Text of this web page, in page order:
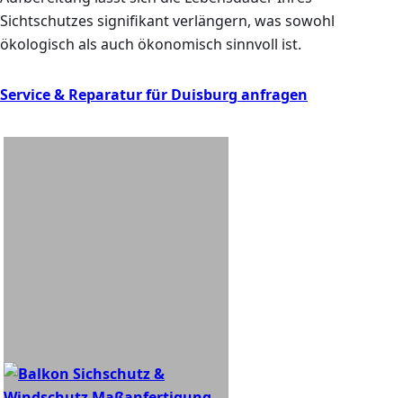
Sichtschutzes signifikant verlängern, was sowohl
ökologisch als auch ökonomisch sinnvoll ist.
Service & Reparatur für Duisburg anfragen